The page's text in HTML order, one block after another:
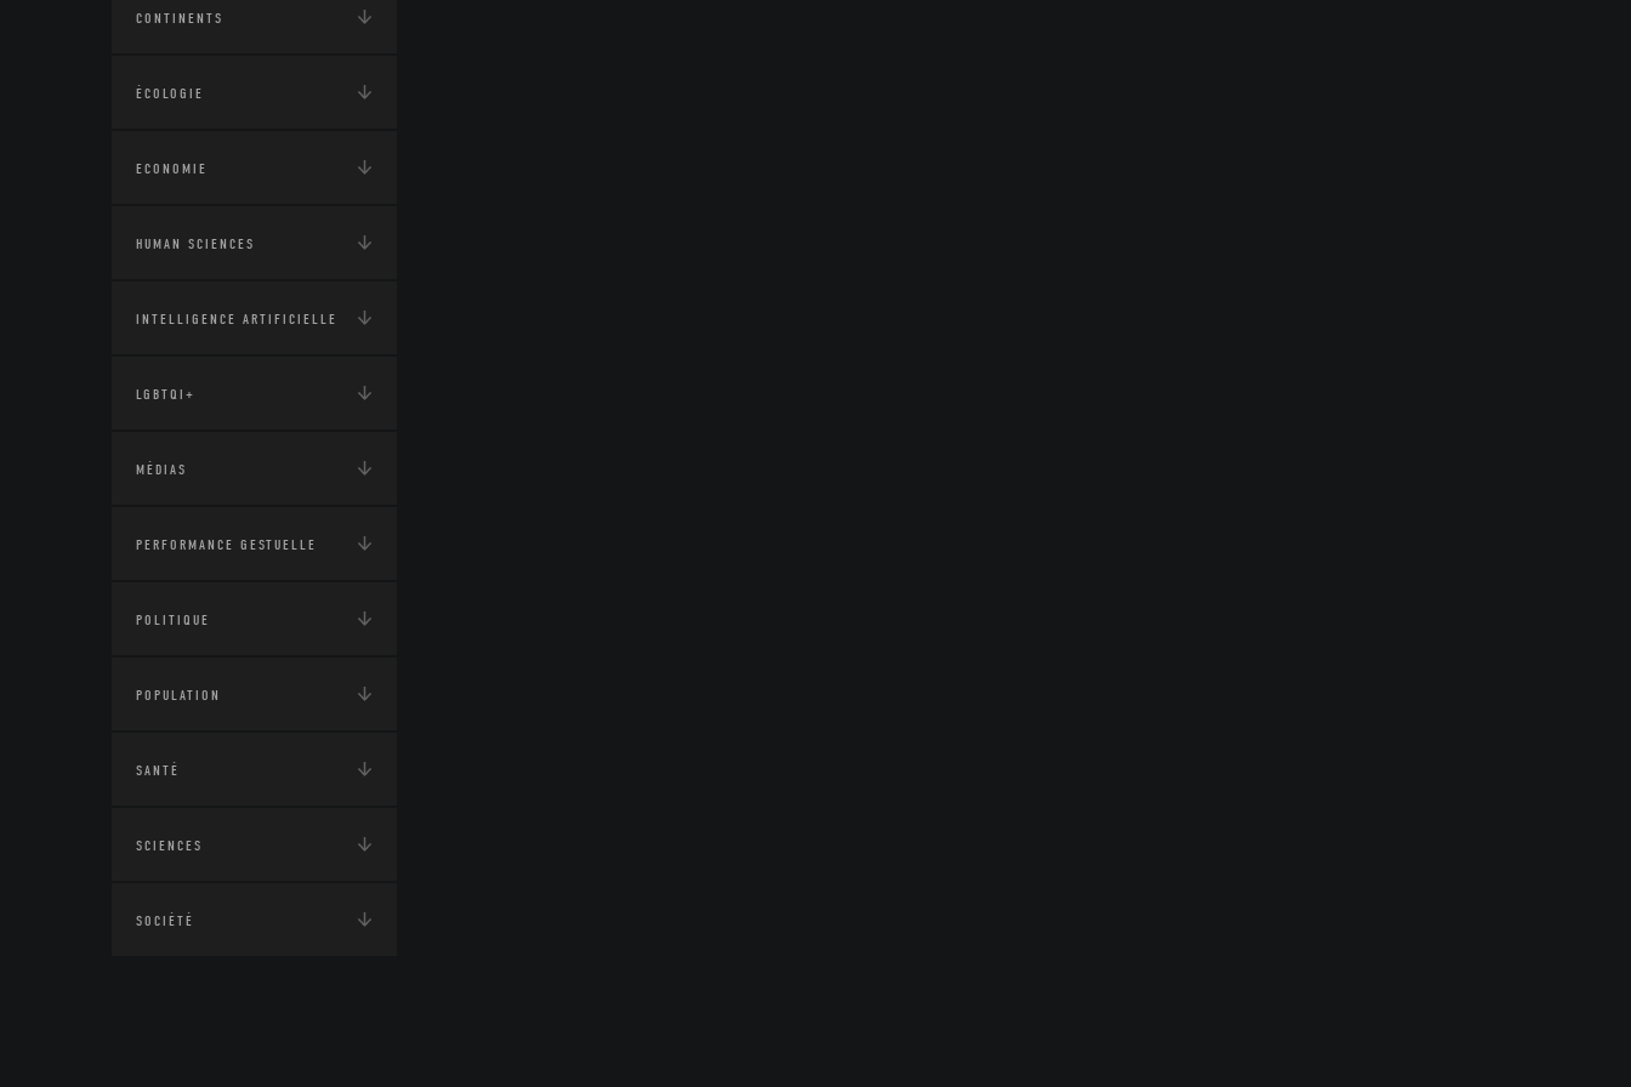
CONTINENTS
ÉCOLOGIE
ECONOMIE
HUMAN SCIENCES
INTELLIGENCE ARTIFICIELLE
LGBTQI+
MÉDIAS
PERFORMANCE GESTUELLE
POLITIQUE
POPULATION
SANTÉ
SCIENCES
SOCIÉTÉ